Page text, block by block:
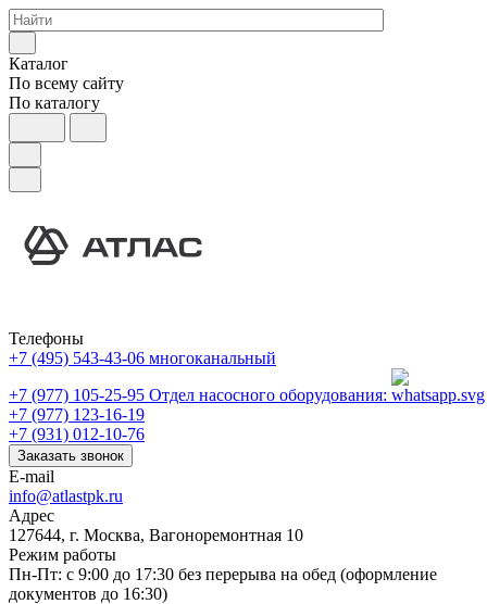
Каталог
По всему сайту
По каталогу
Телефоны
+7 (495) 543-43-06 многоканальный
+7 (977) 105-25-95 Отдел насосного оборудования:
+7 (977) 123-16-19
+7 (931) 012-10-76
Заказать звонок
E-mail
info@atlastpk.ru
Адрес
127644, г. Москва, Вагоноремонтная 10
Режим работы
Пн-Пт: с 9:00 до 17:30 без перерыва на обед (оформление
документов до 16:30)